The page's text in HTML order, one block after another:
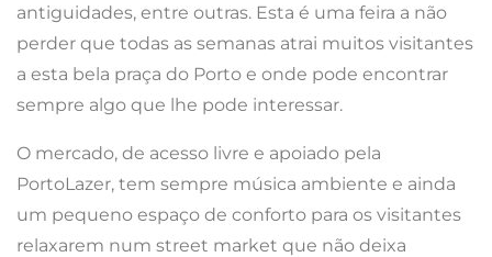
antiguidades, entre outras. Esta é uma feira a não
perder que todas as semanas atrai muitos visitantes
a esta bela praça do Porto e onde pode encontrar
sempre algo que lhe pode interessar.
O mercado, de acesso livre e apoiado pela
PortoLazer, tem sempre música ambiente e ainda
um pequeno espaço de conforto para os visitantes
relaxarem num street market que não deixa